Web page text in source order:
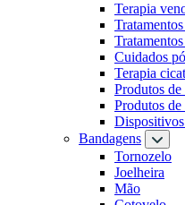
Terapia
Cuidados
Terapia
Produtos
Produtos
Bandagens
Tornozelo
Joelheira
Mão